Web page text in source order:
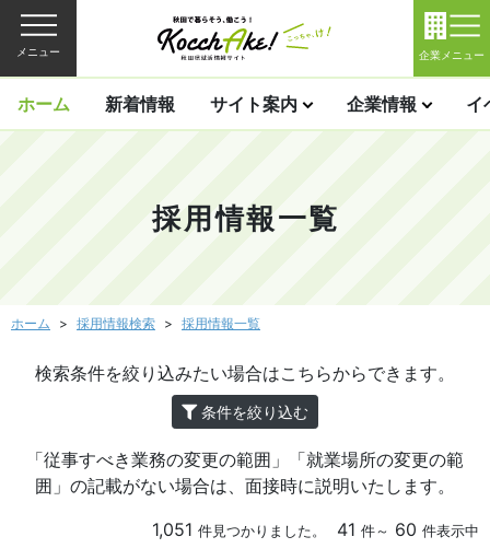
メニュー 企業メニュー
ホーム 新着情報 サイト案内 企業情報 イ
採用情報一覧
ホーム 採用情報検索 採用情報一覧
検索条件を絞り込みたい場合はこちらからできます。
条件を絞り込む
「従事すべき業務の変更の範囲」「就業場所の変更の範
囲」の記載がない場合は、面接時に説明いたします。
1,051 件見つかりました。 41 件～ 60 件表示中